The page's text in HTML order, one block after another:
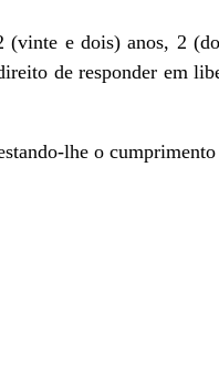
e dois) anos, 2
de responder em
lhe o